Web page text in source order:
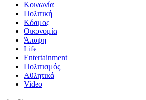
Κοινωνία
Πολιτική
Κόσμος
Οικονομία
Άποψη
Life
Entertainment
Πολιτισμός
Αθλητικά
Video